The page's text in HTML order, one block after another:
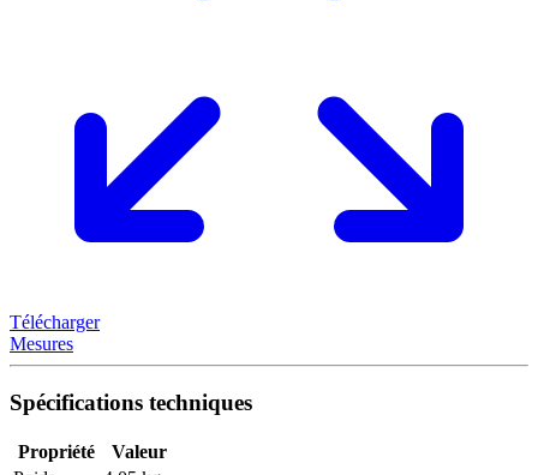
Télécharger
Mesures
Spécifications techniques
Propriété
Valeur